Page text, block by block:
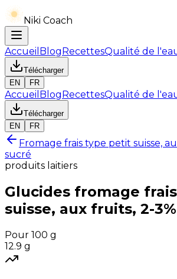
Niki Coach
Accueil BlogRecettesQualité de
Télécharger
EN
FR
Accueil BlogRecettesQualité de
Télécharger
EN
FR
Fromage frais type petit suisse,
sucré
produits laitiers
Glucides fromage
suisse, aux fruits, 2-
Pour 100 g
12.9 g